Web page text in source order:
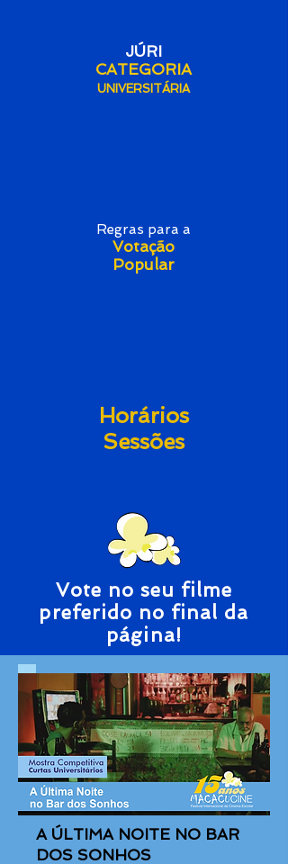
JÚRI
CATEGORIA
UNIVERSITÁRIA
Regras para a
Votação
Popular
Horários
Sessões
Vote no seu filme
preferido no final da
página!
A ÚLTIMA NOITE NO BAR
DOS SONHOS